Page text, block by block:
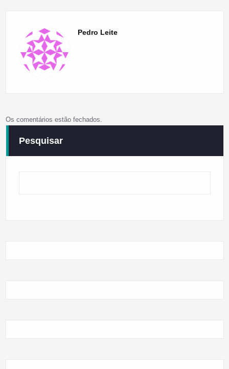
Pedro Leite
Os comentários estão fechados.
Pesquisar